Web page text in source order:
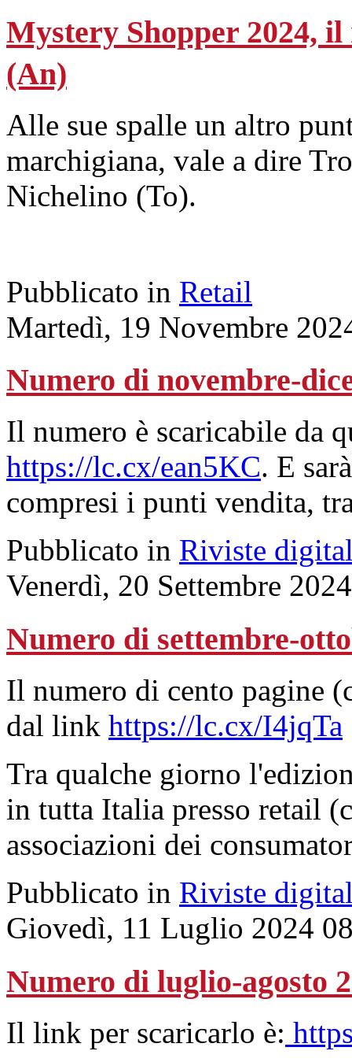
Mystery Shopper 2024,
(An)
Alle sue spalle un altro
marchigiana, vale a dire
Nichelino (To).
Pubblicato in Retail
Martedì, 19 Novembre
Numero di novembre-
Il numero è scaricabile da
https://lc.cx/ean5KC. E
compresi i punti vendita,
Pubblicato in Riviste
Venerdì, 20 Settembre
Numero di settembre-
Il numero di cento pagine
dal link https://lc.cx/I4jqTa
Tra qualche giorno
in tutta Italia presso retail
associazioni dei
Pubblicato in Riviste
Giovedì, 11 Luglio 2024
Numero di luglio-agosto
Il link per scaricarlo è: